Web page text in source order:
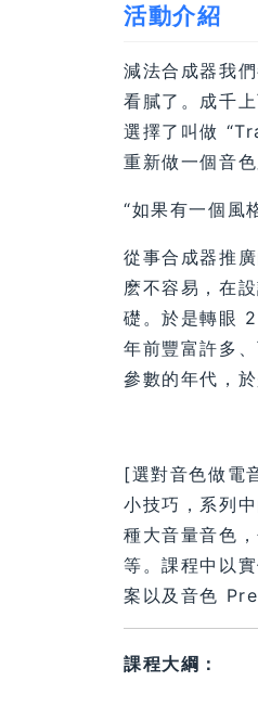
活動介紹
減法合成器我
看膩了。成千
選擇了叫做
重新做一個音
“如果有一個風
從事合成器推
麽不容易，在
礎。於是轉眼
年前豐富許多
參數的年代，
[選對音色做電
小技巧，系列
種大音量音色
等。課程中以
案以及音色
課程大綱：